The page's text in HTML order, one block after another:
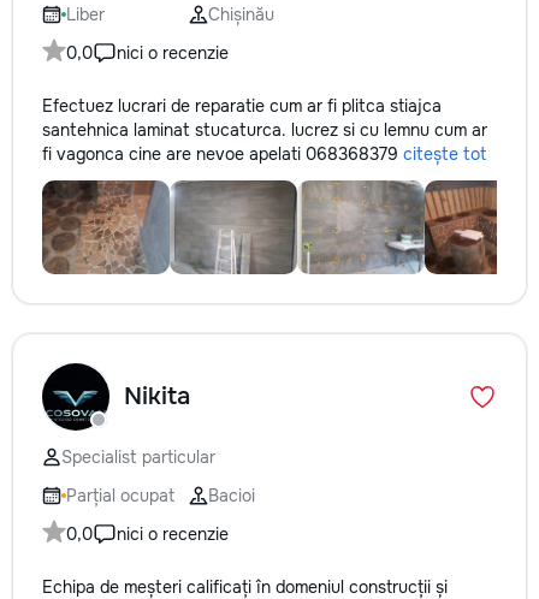
consultații și programări. Deviz
gratuit Consultanță profesională
Soluții pentru orice buget
responsabilitate. Transformăm
ideile în locuințe confortabile,
moderne și funcționale! Calitatea
noastră – liniștea și confortul
dumneavoastră!
Liber
Chișinău
0,0
nici o recenzie
Efectuez lucrari de reparatie cum ar fi plitca stiajca
santehnica laminat stucaturca. lucrez si cu lemnu cum ar
fi vagonca cine are nevoe apelati 068368379 citește tot
Nikita
Specialist particular
Parțial ocupat
Bacioi
0,0
nici o recenzie
Echipa de meșteri calificați în domeniul construcții și